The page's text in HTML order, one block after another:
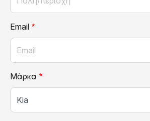
Email
Μάρκα